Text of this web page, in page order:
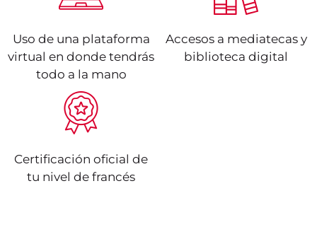
Uso de una plataforma
virtual en donde tendrás
todo a la mano
Accesos a mediatecas y
biblioteca digital
Certificación oficial de
tu nivel de francés